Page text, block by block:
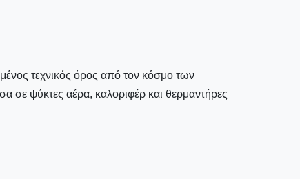
τεχνικός όρος από τον κόσμο των
σε ψύκτες αέρα, καλοριφέρ και θερμαντήρες